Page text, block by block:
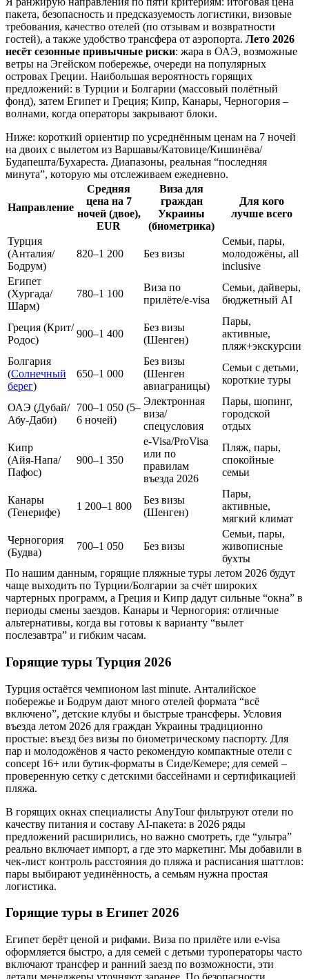
пакета, безопасность и предсказуемость логистики, визовые
требования, качество отелей (по отзывам и возвратности
гостей), а также удобство трансфера от аэропорта. Лето 2026
несёт сезонные привычные риски: жара в ОАЭ, возможные
ветры на Эгейском побережье, очереди на популярных
островах Греции. Наибольшая вероятность горящих
предложений: в Турции и Болгарии (массовый полётный
фонд), затем Египет и Греция; Кипр, Канары, Черногория –
волнами, когда операторы закрывают блоки.
Ниже: короткий ориентир по усреднённым ценам на 7 ночей
на двоих с вылетом из Варшавы/Катовице/Кишинёва/
Будапешта/Бухареста. Диапазоны, реальная “последняя
минута”, которую мы отслеживаем ежедневно.
Направление
Средняя
цена на 7
ночей (двое),
EUR
Виза для
граждан
Украины
(биометрика)
Для кого
лучше всего
Турция
(Анталия/
Бодрум)
820–1 200 Без визы
Семьи, пары,
молодожёны, all
inclusive
Египет
(Хургада/
Шарм)
780–1 100
Виза по
прилёте/e‑visa
Семьи, дайверы,
бюджетный AI
Греция (Крит/
Родос)
900–1 400
Без визы
(Шенген)
Пары,
активные,
пляж+экскурсии
Болгария
(Солнечный
берег)
650–1 000
Без визы
(Шенген
авиаграницы)
Семьи с детьми,
короткие туры
ОАЭ (Дубай/
Абу‑Даби)
700–1 050 (5–
6 ночей)
Электронная
виза/
спецусловия
Пары, шопинг,
городской
отдых
Кипр
(Айя‑Напа/
Пафос)
900–1 350
e‑Visa/ProVisa
или по
правилам
въезда 2026
Пляж, пары,
спокойные
семьи
Канары
(Тенерифе)
1 200–1 800
Без визы
(Шенген)
Пары,
активные,
мягкий климат
Черногория
(Будва)
700–1 050 Без визы
Семьи, пары,
живописные
бухты
По нашим данным, горящие пляжные туры летом 2026 будут
чаще выходить по Турции/Болгарии за счёт широких
чартерных программ, а Греция и Кипр дадут сильные “окна” в
периоды смены заездов. Канары и Черногория: отличные
альтернативы, когда вы готовы к варианту “вылет
послезавтра” и гибким часам.
Горящие туры Турция 2026
Турция остаётся чемпионом last minute. Анталийское
побережье и Бодрум дают много отелей формата “всё
включено”, детские клубы и быстрые трансферы. Условия
въезда летом 2026 для граждан Украины традиционно
простые: въезд без визы по биометрическому паспорту. Для
пар и молодожёнов я часто рекомендую компактные отели с
concept 16+ или бутик‑форматы в Сиде/Кемере; для семей –
проверенную сетку с детскими бассейнами и сертификацией
пляжа.
В горящих окнах специалисты AnyTour фильтруют отели по
качеству питания и составу AI-пакета: в 2026 ряды
предложений расширились, но важно смотреть, где “ультра”
реально включает импорт, а где это маркетинг. Мы добавили в
чек-лист контроль расстояния до пляжа и расписания шаттлов:
пары выбирают уединённость, а семьям нужна простая
логистика.
Горящие туры в Египет 2026
Египет берёт ценой и рифами. Виза по прилёте или e‑visa
оформляется быстро, а для семей с детьми туроператоры часто
включают трансфер и ранний заезд по возможности, эти